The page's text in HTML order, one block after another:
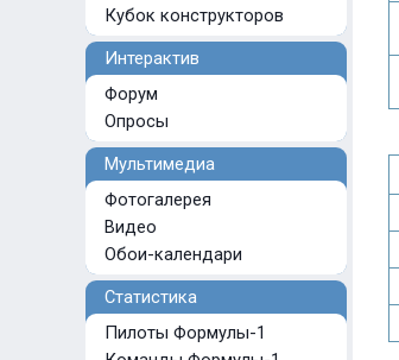
Кубок конструкторов
Интерактив
Форум
Опросы
Мультимедиа
Фотогалерея
Видео
Обои-календари
Статистика
Пилоты Формулы-1